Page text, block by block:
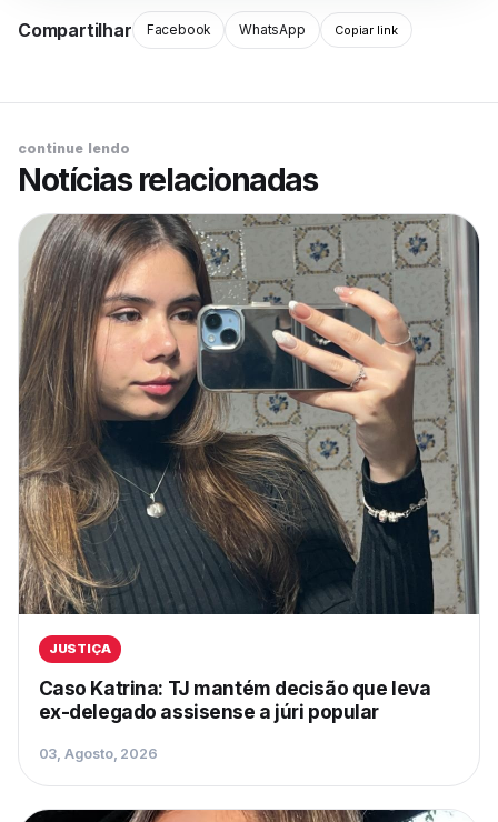
Compartilhar Facebook WhatsApp Copiar link
continue lendo
Notícias relacionadas
JUSTIÇA
Caso Katrina: TJ mantém decisão que leva
ex-delegado assisense a júri popular
03, Agosto, 2026